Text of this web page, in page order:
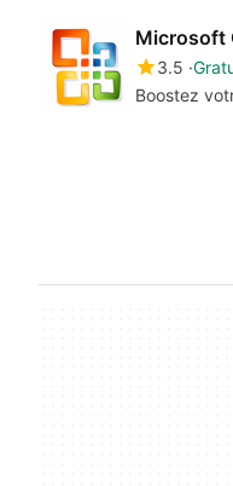
Microsoft
3.5
Boostez